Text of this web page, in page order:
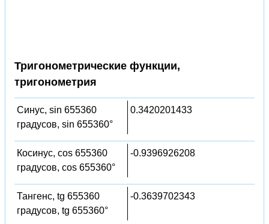
Тригонометрические функции,
тригонометрия
Синус, sin 655360
градусов, sin 655360°
0.3420201433
Косинус, cos 655360
градусов, cos 655360°
-0.9396926208
Тангенс, tg 655360
градусов, tg 655360°
-0.3639702343